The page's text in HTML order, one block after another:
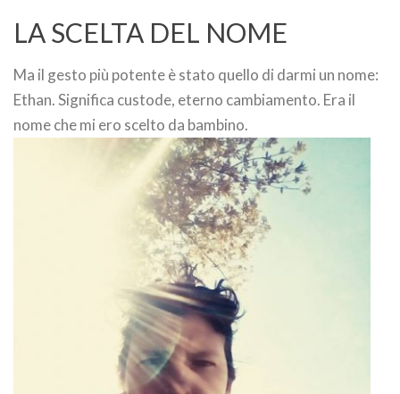
LA SCELTA DEL NOME
Ma il gesto più potente è stato quello di darmi un nome:
Ethan. Significa custode, eterno cambiamento. Era il
nome che mi ero scelto da bambino.